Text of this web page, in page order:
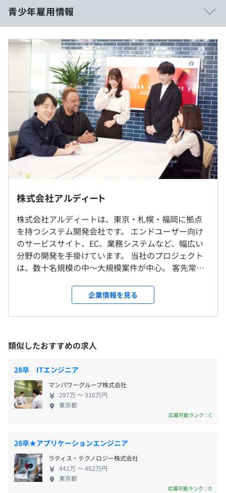
代表や副社長も元々はエンジニア出身とあって、エンジ
ニアの
気持ちがわかった経営にこだわるからこそ離職率も低い
環境
です
・札幌や福岡拠点（顧客と離れている） の場合でも、
一部開発フェーズだけの限定的な業務ということはあり
ません
全てのフェーズに携わることが可能です
スキルアップのためのバックアップ体制が充実
・新人研修（約3ヶ月）
・ビジネス研修（1日）
・若手向け研修、管理職研修など
・資格取得受講費補助
・受験費用全額会社負担
・合格時に報奨金あり
・セミナー参加費補助（全額）
・書籍購入費補助（全額）
専門分野ごとの評価軸、専門職向けキャリアプランがあり
目標に対する成果や責任をわかりやすく評価し給与や賞与
に反映しています
全社135名
内エンジニア127名、その他総務・人事・事務アシスタン
ト
受動喫煙防止措置に関する事項
・JR山手線、JR京浜東北線、東京モノレール、ゆりかも
め 浜松町駅 南口から徒歩1分
・各日11:00~16:00
・途中昼休憩あり
※最終日ご来社の際のお昼は、近隣の人気店ランチをテ
イクアウト！（弊社負担）
休憩時間：13:00～14:00 の60分（予定）
平均残業時間：インターンのためなし
インターンのためなし
※要事前申請
インターンのためなし
インターンのためなし
雇用関係なし
インターンのためなし
青少年雇用情報
過去３年間の新卒採用者数・離職者数
前年度 採用者数7人 離職者数0人
2年度前 採用者数3人 離職者数0人
3年度前 採用者数6人 離職者数0人
過去３年間の新卒採用者数の男女別人数
前年度 男性5人 女性2人
2年度前 男性2人 女性1人
3年度前 男性5人 女性1人
平均勤続年数
7.0年
研修の有無及び内容
・内定者研修（任意）
・新人研修
・入社後3カ月間は新人研修を行います
・新人研修後は実際の案件に携わり、同チーム配属の先
輩社員が丁寧に教育します
・書籍購入費用全額補助
・資格取得受講費用全額補助、報奨金支給
メンター制度の有無
なし
キャリアコンサルティング制度の有無及びその内容
前年度の月平均所定外労働時間の実績
株式会社アルディート
株式会社アルディートは、東京・札幌・福岡に拠点
を持つシステム開発会社です。 エンドユーザー向け
のサービスサイト、EC、業務システムなど、幅広い
分野の開発を手掛けています。 当社のプロジェクト
は、数十名規模の中〜大規模案件が中心。 客先常駐
みながら、課題解決や品質向上に直接貢献できる環
と。 私たちは“技術力と対応力”を通じて信頼を積み
だいています。 その結果、長期的で安定した取引関
係が生まれています。 一方で、自社サービスの開発
にも注力しています。 美容院向け顧客管理システム
「Beauty Producer （BP）」は、チェーン展開する
美容室を中心に約400店舗で導入され、1,000名以上
のスタッフに利用されています。 自社開発に挑戦で
きる体制を持つのも、常駐案件による安定基盤があ
であり、経営判断にも常に技術者の視点を取り入れ
ています。 経験者であればスキル・志向に応じてプ
ロジェクトを選択でき、上流工程やリーダーポジシ
ョンにも積極的にチャレンジできます。 「現場を理
解する経営」と「技術者の裁量」を両立させた当社
企業情報を見る
類似したおすすめの求人
28卒 ITエンジニア
マンパワーグループ株式会社
297万 〜 310万円
東京都
応募可能ランク：C
28卒★アプリケーションエンジニア
ラティス・テクノロジー株式会社
441万 〜 462万円
東京都
応募可能ランク：D